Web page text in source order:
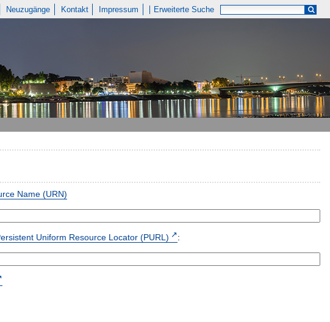
Neuzugänge Kontakt Impressum Erweiterte Suche
Name (URN)
Uniform Resource Locator (PURL) :